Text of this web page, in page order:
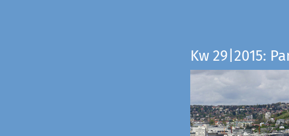
Kw 29|2015: